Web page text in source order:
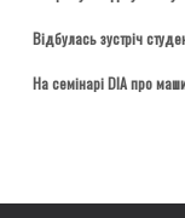
Відбулась зустріч
На семінарі DIA про